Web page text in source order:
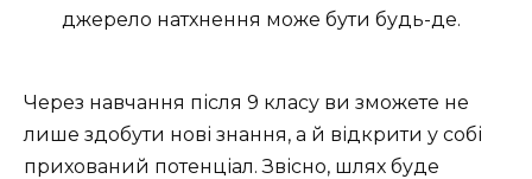
джерело натхнення може бути будь-де.
Через навчання після 9 класу ви зможете не
лише здобути нові знання, а й відкрити у собі
прихований потенціал. Звісно, шлях буде